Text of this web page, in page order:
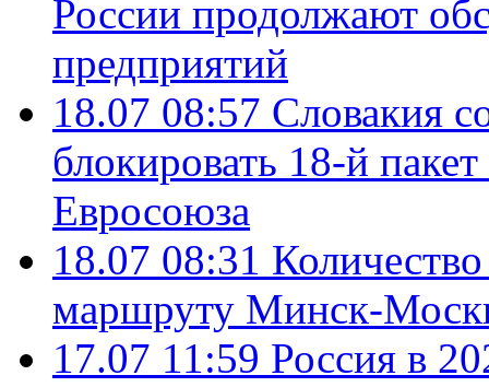
России продолжают
предприятий
18.07 08:57 Словакия
блокировать 18-й
Евросоюза
18.07 08:31
маршруту Минск-
17.07 11:59 Россия в